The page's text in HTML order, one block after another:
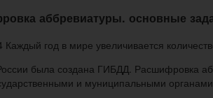
аббревиатуры. основные
год в мире увеличивается
была создана ГИБДД. Расшифровка
и муниципальными